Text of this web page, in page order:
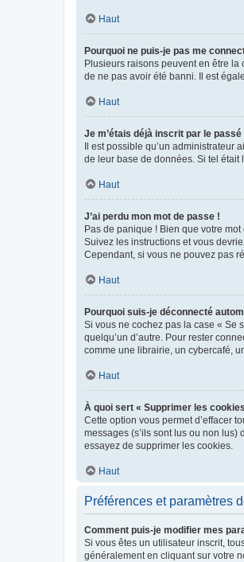
Haut
Pourquoi ne puis-je pas me
Plusieurs raisons peuvent en être la
de ne pas avoir été banni. Il est
Haut
Je m’étais déjà inscrit par le
Il est possible qu’un administrateur
de leur base de données. Si tel était
Haut
J’ai perdu mon mot de passe !
Pas de panique ! Bien que votre
Suivez les instructions et vous
Cependant, si vous ne pouvez pas
Haut
Pourquoi suis-je déconnecté
Si vous ne cochez pas la case « Se
quelqu’un d’autre. Pour rester
comme une librairie, un cybercafé,
Haut
À quoi sert « Supprimer les
Cette option vous permet d’effacer
messages (s’ils sont lus ou non
essayez de supprimer les cookies.
Haut
Préférences et paramètres
Comment puis-je modifier mes
Si vous êtes un utilisateur inscrit,
généralement en cliquant sur votre